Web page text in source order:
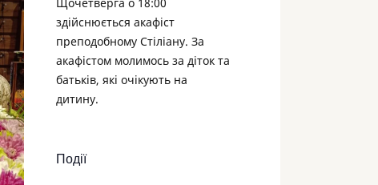
здійснюється акафіст
преподобному Стіліану. За
акафістом молимось за діток та
батьків, які очікують на
дитину.
Події